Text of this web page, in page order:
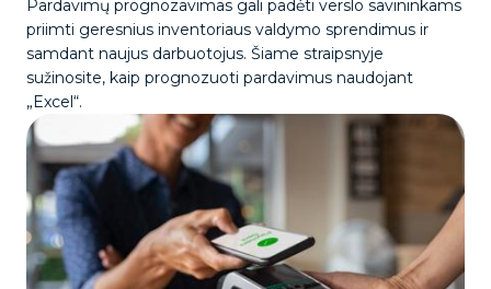
Pardavimų prognozavimas gali padėti verslo savininkams
priimti geresnius inventoriaus valdymo sprendimus ir
samdant naujus darbuotojus. Šiame straipsnyje
sužinosite, kaip prognozuoti pardavimus naudojant
„Excel“.